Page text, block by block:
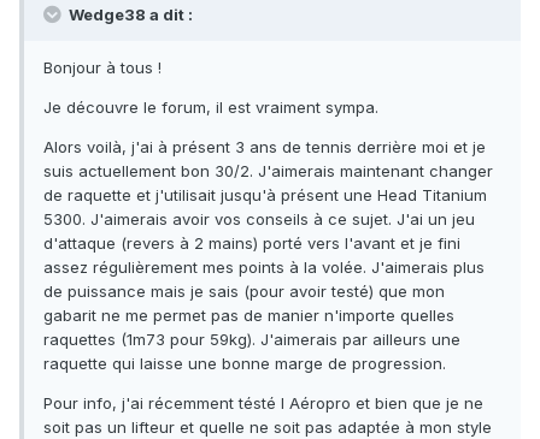
Wedge38 a dit :
Bonjour à tous !
Je découvre le forum, il est vraiment sympa.
Alors voilà, j'ai à présent 3 ans de tennis derrière moi et je
suis actuellement bon 30/2. J'aimerais maintenant changer
de raquette et j'utilisait jusqu'à présent une Head Titanium
5300. J'aimerais avoir vos conseils à ce sujet. J'ai un jeu
d'attaque (revers à 2 mains) porté vers l'avant et je fini
assez régulièrement mes points à la volée. J'aimerais plus
de puissance mais je sais (pour avoir testé) que mon
gabarit ne me permet pas de manier n'importe quelles
raquettes (1m73 pour 59kg). J'aimerais par ailleurs une
raquette qui laisse une bonne marge de progression.
Pour info, j'ai récemment tésté l Aéropro et bien que je ne
soit pas un lifteur et quelle ne soit pas adaptée à mon style